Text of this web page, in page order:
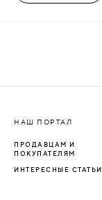
НАШ ПОРТАЛ
ПРОДАВЦАМ И
ПОКУПАТЕЛЯМ
ИНТЕРЕСНЫЕ СТАТЬИ